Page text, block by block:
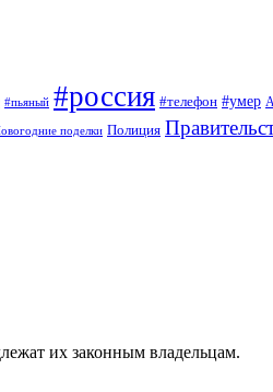
#пьяный #россия #телефон #умер
поделки Полиция
их законным владельцам.